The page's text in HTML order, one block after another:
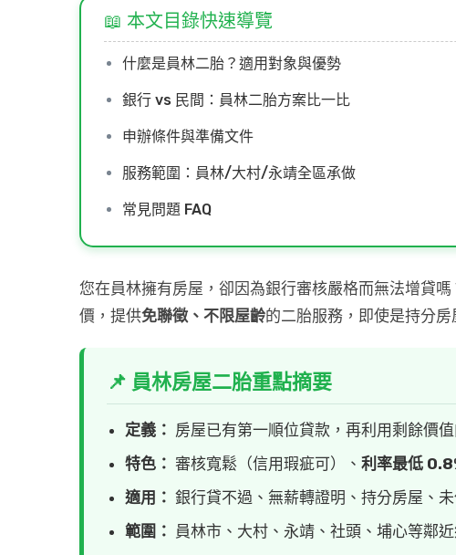
📖 本文目錄快速導覽
什麼是員林二胎？適用對象與優勢
銀行 vs 民間：員林二胎方案比一比
申辦條件與準備文件
服務範圍：員林/大村/永靖全區承做
常見問題 FAQ
您在員林擁有房屋，卻因為銀行審核嚴格而無法增貸嗎
價，提供免聯徵、不限屋齡的二胎服務，即使是持分
📌 員林房屋二胎重點摘要
定義： 房屋已有第一順位貸款，再利用剩餘價
特色： 審核寬鬆（信用瑕疵可）、 利率最低
適用： 銀行貸不過、無薪轉證明、持分房屋、未
範圍： 員林市、大村、永靖、社頭、埔心等鄰近